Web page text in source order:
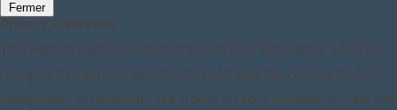
Fermer
Privacy Overview
This website uses cookies to improve your experience while you
navigate through the website. Out of these, the cookies that are
categorized as necessary are stored on your browser as they are